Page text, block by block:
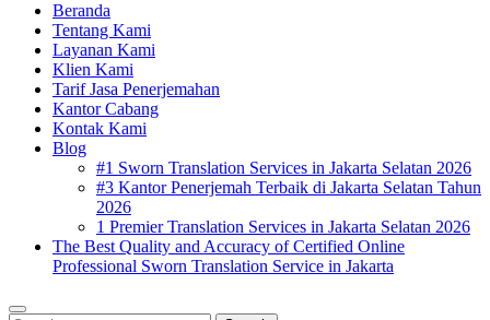
Beranda
Tentang Kami
Layanan Kami
Klien Kami
Tarif Jasa Penerjemahan
Kantor Cabang
Kontak Kami
Blog
#1 Sworn Translation Services in Jakarta Selatan 2026
#3 Kantor Penerjemah Terbaik di Jakarta Selatan Tahun
2026
1 Premier Translation Services in Jakarta Selatan 2026
The Best Quality and Accuracy of Certified Online
Professional Sworn Translation Service in Jakarta
Close